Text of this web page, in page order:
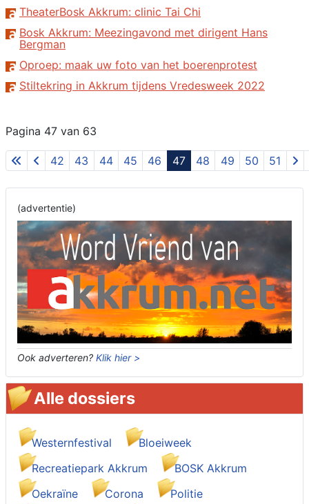
TheaterBosk Akkrum: clinic Tai Chi
Bosk Akkrum: Meezingavond met dirigent Hans
Bergman
Oproep: maak uw foto van het boerenprotest
Stiltekring in Akkrum tijdens Vredesweek 2022
Pagina 47 van 63
42 43 44 45 46 47 48 49 50 51
(advertentie)
Ook adverteren? Klik hier >
Alle dossiers
Westernfestival
Bloeiweek
Recreatiepark Akkrum
BOSK Akkrum
Oekraïne
Corona
Politie